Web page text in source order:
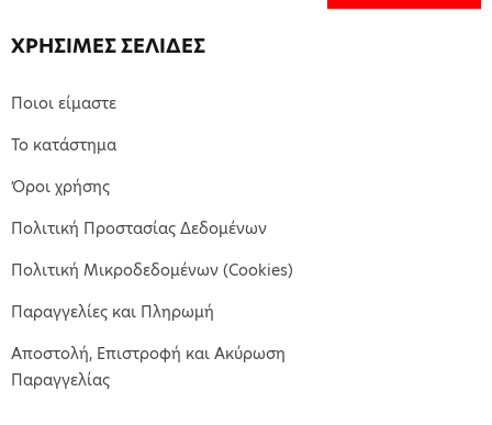
ΧΡΗΣΙΜΕΣ ΣΕΛΙΔΕΣ
Ποιοι είμαστε
Το κατάστημα
Όροι χρήσης
Πολιτική Προστασίας Δεδομένων
Πολιτική Μικροδεδομένων (Cookies)
Παραγγελίες και Πληρωμή
Αποστολή, Επιστροφή και Ακύρωση
Παραγγελίας